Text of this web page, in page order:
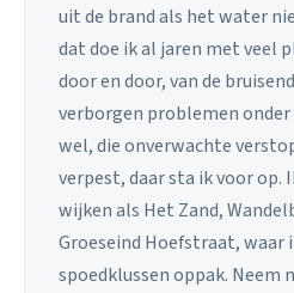
uit de brand als het water
dat doe ik al jaren met veel
door en door, van de
verborgen problemen
wel, die onverwachte
verpest, daar sta ik voor op.
wijken als Het Zand,
Groeseind Hoefstraat, waar
spoedklussen oppak. Neem